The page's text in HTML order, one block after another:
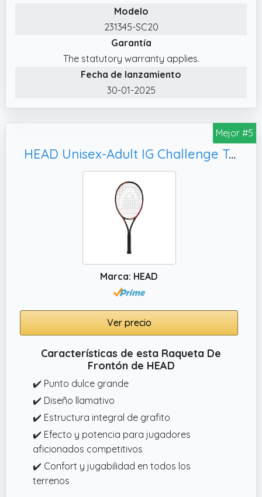
Modelo
231345-SC20
Garantía
The statutory warranty applies.
Fecha de lanzamiento
30-01-2025
Mejor #5
HEAD Unisex-Adult IG Challenge Team Raqueta de Tenis - Amazon Exclusive
Marca: HEAD
Ver precio
Características de esta Raqueta De
Frontón de HEAD
✔️ Punto dulce grande
✔️ Diseño llamativo
✔️ Estructura integral de grafito
✔️ Efecto y potencia para jugadores
aficionados competitivos
✔️ Confort y jugabilidad en todos los
terrenos